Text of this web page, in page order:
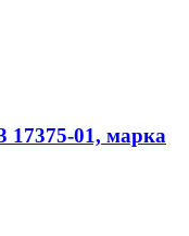
17375-01, марка